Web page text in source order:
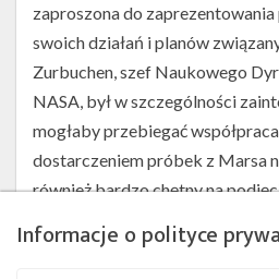
zaproszona do
swoich działań i planów
Zurbuchen, szef Naukowego
NASA, był w szczególności
mogłaby przebiegać
dostarczeniem próbek z Marsa
również bardzo chętny na
innych obszarach, np. małych
Informacje o polityce